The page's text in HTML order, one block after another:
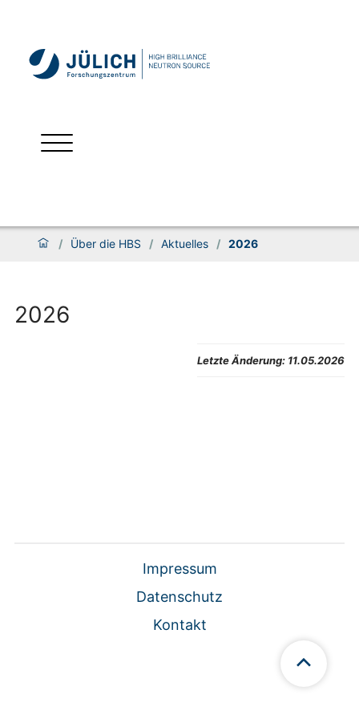
/ Über die HBS / Aktuelles / 2026
2026
Letzte Änderung: 11.05.2026
Impressum
Datenschutz
Kontakt